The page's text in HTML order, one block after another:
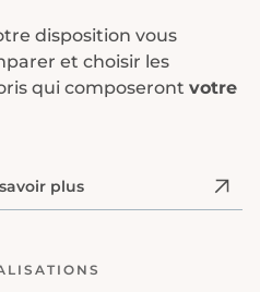
disposition vous
et choisir les
qui composeront votre
plus